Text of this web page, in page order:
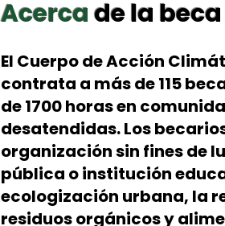
Acercade la beca
El Cuerpo de Acción
contrata a más de 115
de 1700 horas en
desatendidas. Los
organización sin fines de
pública o institución
ecologización urbana, la
residuos orgánicos y